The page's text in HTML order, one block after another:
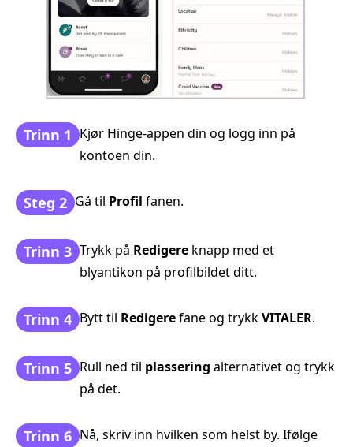
Trinn 1 Kjør Hinge-appen din og logg inn på
kontoen din.
Steg 2 Gå til Profil fanen.
Trinn 3 Trykk på Redigere knapp med et
blyantikon på profilbildet ditt.
Trinn 4 Bytt til Redigerefane og trykkVITALER.
Trinn 5 Rull ned til plassering alternativet og trykk
på det.
Trinn 6 Nå, skriv inn hvilken som helst by. Ifølge